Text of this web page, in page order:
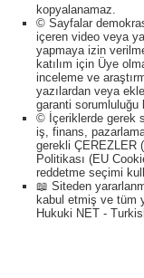
kopyalanamaz.
© Sayfalar
içeren video veya
yapmaya izin
katılım için Üye
inceleme ve
yazılardan veya
garanti sorumluluğu
© İçeriklerde gerek
iş, finans,
gerekli ÇEREZLER
Politikası (EU
reddetme seçimi
📖 Siteden
kabul etmiş ve tüm
Hukuki NET -